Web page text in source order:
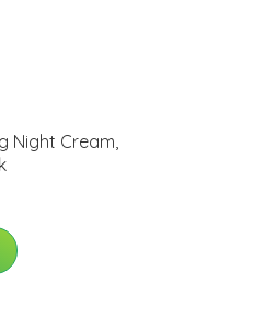
Night Cream,